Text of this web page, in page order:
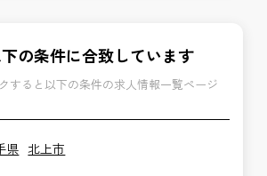
の条件に合致しています
すると以下の条件の求人情報一覧ページ
県 北上市